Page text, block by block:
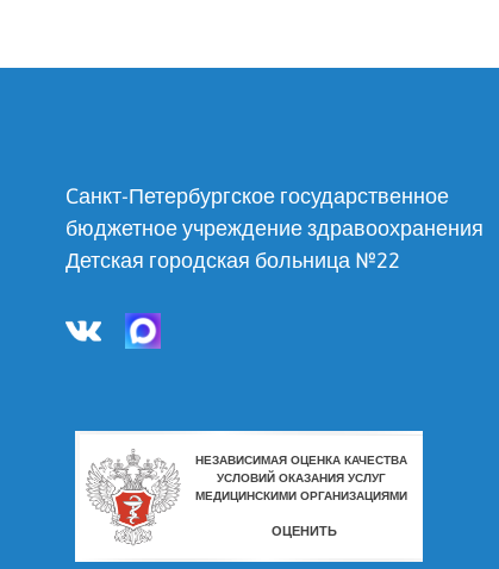
Cанкт-Петербургское государственное
бюджетное учреждение здравоохранения
Детская городская больница №22